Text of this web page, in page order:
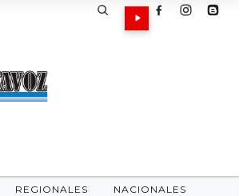
REGIONALES NACIONALES